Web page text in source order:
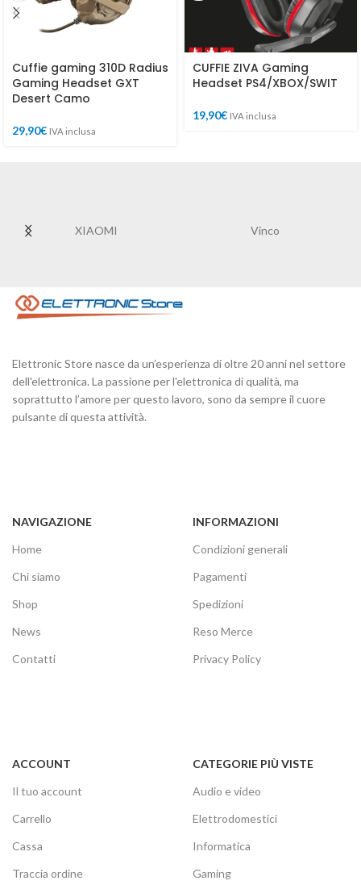
Cuffie gaming 310D Radius
Gaming Headset GXT
Desert Camo
29,90€ IVA inclusa
CUFFIE ZIVA Gaming
Headset PS4/XBOX/SWIT
19,90€ IVA inclusa
XIAOMI Vinco
Elettronic Store nasce da un’esperienza di oltre 20 anni nel settore
dell'elettronica. La passione per l'elettronica di qualità, ma
soprattutto l’amore per questo lavoro, sono da sempre il cuore
pulsante di questa attività.
NAVIGAZIONE
Home
Chi siamo
Shop
News
Contatti
INFORMAZIONI
Condizioni generali
Pagamenti
Spedizioni
Reso Merce
Privacy Policy
ACCOUNT
Il tuo account
Carrello
Cassa
Traccia ordine
CATEGORIE PIÙ VISTE
Audio e video
Elettrodomestici
Informatica
Gaming